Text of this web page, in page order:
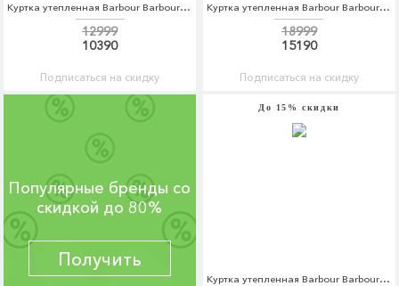
Куртка утепленная Barbour Barbour BA041EMRFO71
12999
10390
Подписаться на скидку
Куртка утепленная Barbour Barbour BA041EMRFO74
18999
15190
Подписаться на скидку
Популярные бренды со
скидкой до 80%
Получить
До 15% скидки
Куртка утепленная Barbour Barbour BA041EMCEAO4